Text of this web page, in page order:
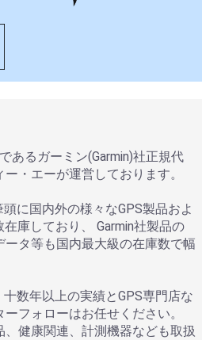
あるガーミン(Garmin)社正規代
・エーが運営しております。
に国内外の様々なGPS製品およ
庫しており、 Garmin社製品の
タ等も国内最大級の在庫数で幅
十数年以上の実績とGPS専門店な
フォローはお任せください。
健康関連、計測機器なども取扱